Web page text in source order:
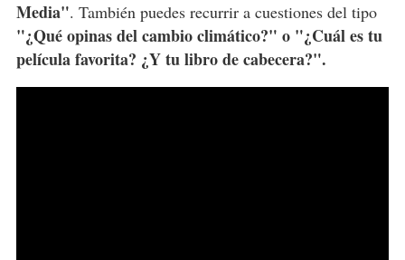
Media". También puedes recurrir a cuestiones del tipo
"¿Qué opinas del cambio climático?" o "¿Cuál es tu
película favorita? ¿Y tu libro de cabecera?".